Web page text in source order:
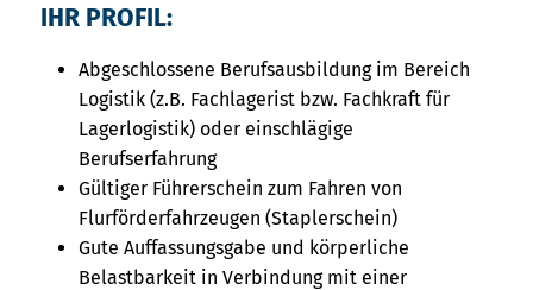
IHR PROFIL:
Abgeschlossene Berufsausbildung im Bereich
Logistik (z.B. Fachlagerist bzw. Fachkraft für
Lagerlogistik) oder einschlägige
Berufserfahrung
Gültiger Führerschein zum Fahren von
Flurförderfahrzeugen (Staplerschein)
Gute Auffassungsgabe und körperliche
Belastbarkeit in Verbindung mit einer